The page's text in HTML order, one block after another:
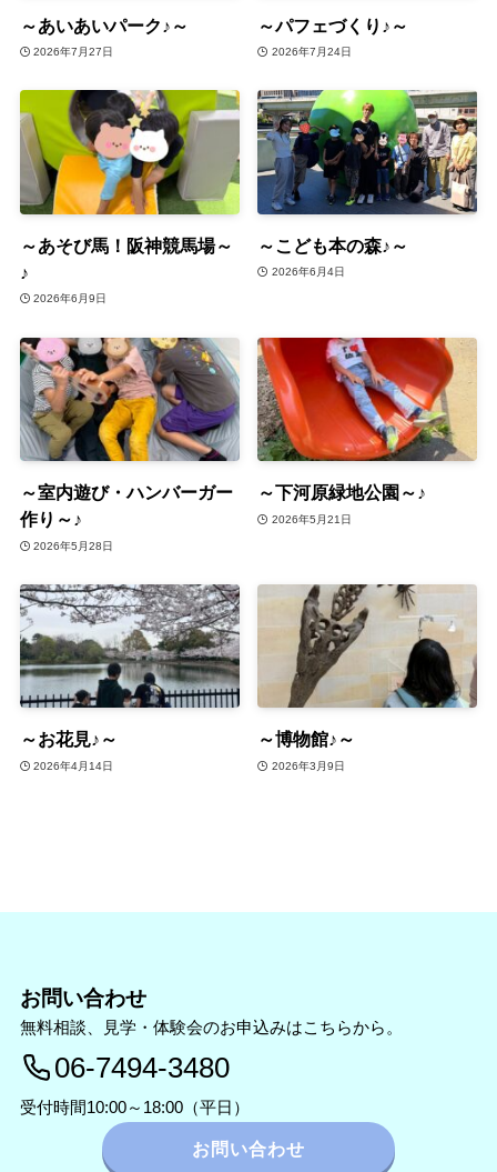
～あいあいパーク♪～
2026年7月27日
～パフェづくり♪～
2026年7月24日
～あそび馬！阪神競馬場～
♪
2026年6月9日
～こども本の森♪～
2026年6月4日
～室内遊び・ハンバーガー
作り～♪
2026年5月28日
～下河原緑地公園～♪
2026年5月21日
～お花見♪～
2026年4月14日
～博物館♪～
2026年3月9日
お問い合わせ
無料相談、見学・体験会のお申込みはこちらから。
06-7494-3480
受付時間10:00～18:00（平日）
お問い合わせ